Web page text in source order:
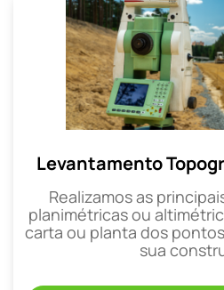
Levantamento
Realizamos as
planimétricas ou
carta ou planta dos
sua